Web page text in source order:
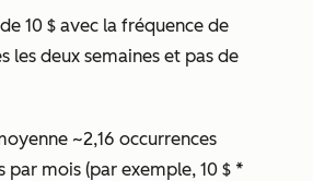
10 $ avec la fréquence de
les deux semaines et pas de
~2,16 occurrences
mois (par exemple, 10 $ *